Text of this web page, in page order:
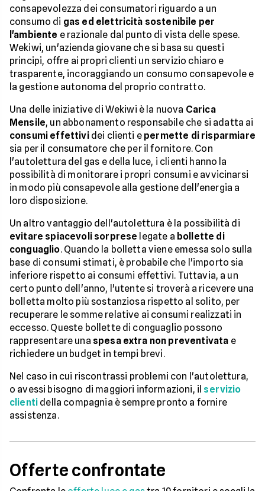
consapevolezza dei consumatori riguardo a un
consumo di gas ed elettricità sostenibile per
l'ambiente e razionale dal punto di vista delle spese.
Wekiwi, un'azienda giovane che si basa su questi
principi, offre ai propri clienti un servizio chiaro e
trasparente, incoraggiando un consumo consapevole e
la gestione autonoma del proprio contratto.
Una delle iniziative di Wekiwi è la nuova Carica
Mensile, un abbonamento responsabile che si adatta ai
consumi effettividei clienti e permette di risparmiare
sia per il consumatore che per il fornitore. Con
l'autolettura del gas e della luce, i clienti hanno la
possibilità di monitorare i propri consumi e avvicinarsi
in modo più consapevole alla gestione dell'energia a
loro disposizione.
Un altro vantaggio dell'autolettura è la possibilità di
evitare spiacevoli sorprese legate a bollette di
conguaglio. Quando la bolletta viene emessa solo sulla
base di consumi stimati, è probabile che l'importo sia
inferiore rispetto ai consumi effettivi. Tuttavia, a un
certo punto dell'anno, l'utente si troverà a ricevere una
bolletta molto più sostanziosa rispetto al solito, per
recuperare le somme relative ai consumi realizzati in
eccesso. Queste bollette di conguaglio possono
rappresentare una spesa extra non preventivata e
richiedere un budget in tempi brevi.
Nel caso in cui riscontrassi problemi con l'autolettura,
o avessi bisogno di maggiori informazioni, il servizio
clienti della compagnia è sempre pronto a fornire
assistenza.
Offerte confrontate